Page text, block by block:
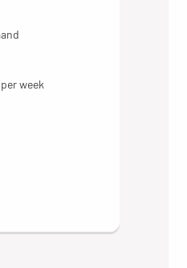
week